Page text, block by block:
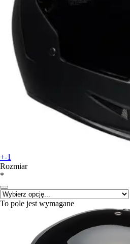
+-1
Rozmiar
*
To pole jest wymagane